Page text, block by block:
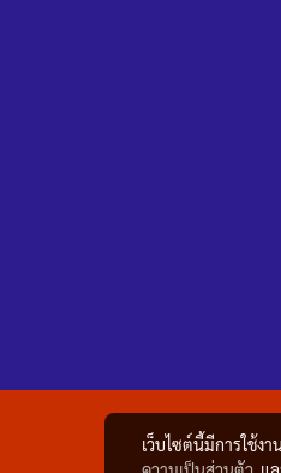
เว็บไซต์นี้มีการใช้ง